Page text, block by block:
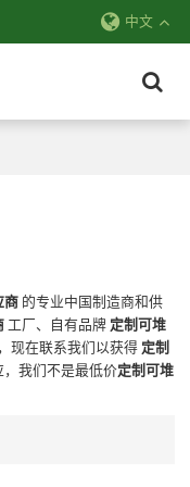
中文
商 的专业中国制造商和供
工厂、自有品牌 定制可堆
现在联系我们以获得 定制
我们不是最低价定制可堆